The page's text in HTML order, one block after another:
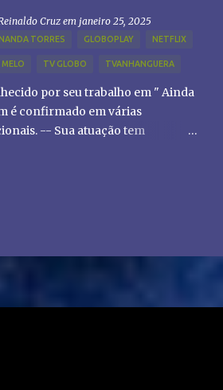
Cruz em janeiro 25, 2025
TORRES GLOBOPLAY NETFLIX
TV GLOBO TVANHANGUERA
por seu trabalho em " Ainda
é confirmado em várias
-- Sua atuação tem
diretores e produtores fora do
para novas oportunidades no